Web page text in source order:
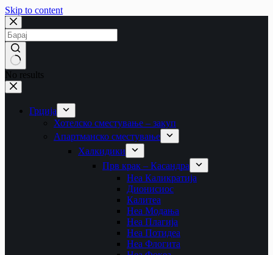
Skip to content
No results
Грција
Хотелско сместување – закуп
Апартманско сместување
Халкидики
Прв крак – Касандра
Неа Каликратија
Дионисиос
Калитеа
Неа Модања
Неа Плагија
Неа Потидеа
Неа Флогита